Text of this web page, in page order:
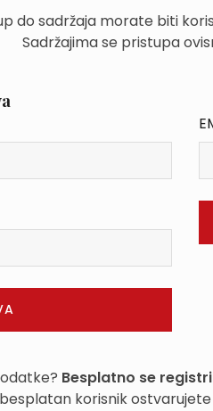
do sadržaja morate biti
Sadržajima se pristupa
Besplatno se
korisnik